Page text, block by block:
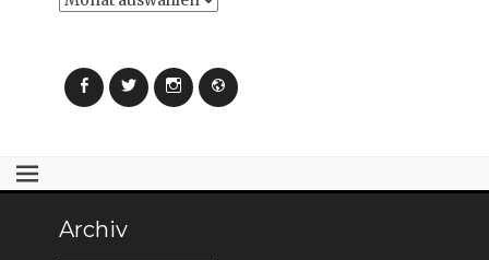
FacebookTwitter InstagramWebseite
Archiv